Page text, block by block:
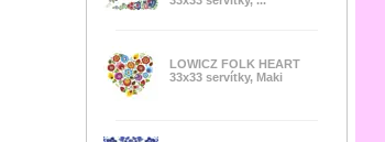
LOWICZ FOLK HEART
33x33 servítky, Maki